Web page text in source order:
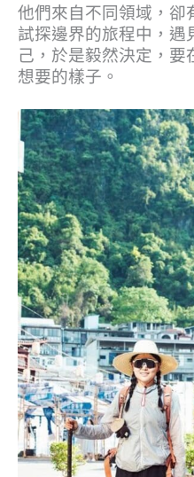
他們來自不同領域，卻
試探邊界的旅程中，遇
己，於是毅然決定，要
想要的樣子。